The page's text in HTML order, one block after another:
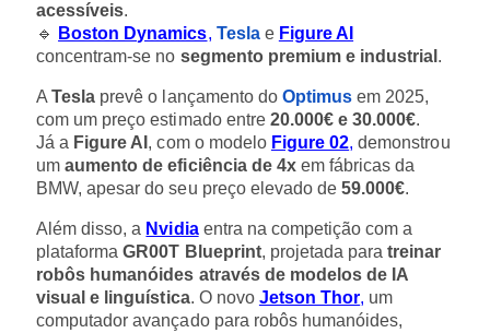
acessíveis.
🔹
Boston Dynamics, Teslae Figure AI
concentram-se no segmento premium e industrial .
ATesla prevê o lançamento do Optimus em 2025,
com um preço estimado entre 20.000€ e 30.000€.
Já a Figure AI , com o modelo Figure 02, demonstrou
umaumento de eficiência de 4xem fábricas da
BMW, apesar do seu preço elevado de59.000€.
Além disso, a Nvidiaentra na competição com a
plataformaGR00T Blueprint, projetada paratreinar
robôs humanóides através de modelos de IA
visual e linguística. O novo Jetson Thor, um
computador avançado para robôs humanóides,